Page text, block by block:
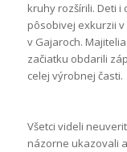
kruhy rozšírili. Deti
pôsobivej exkurzii
v Gajaroch.
začiatku obdarili
celej výrobnej časti.
Všetci videli
názorne ukazovali